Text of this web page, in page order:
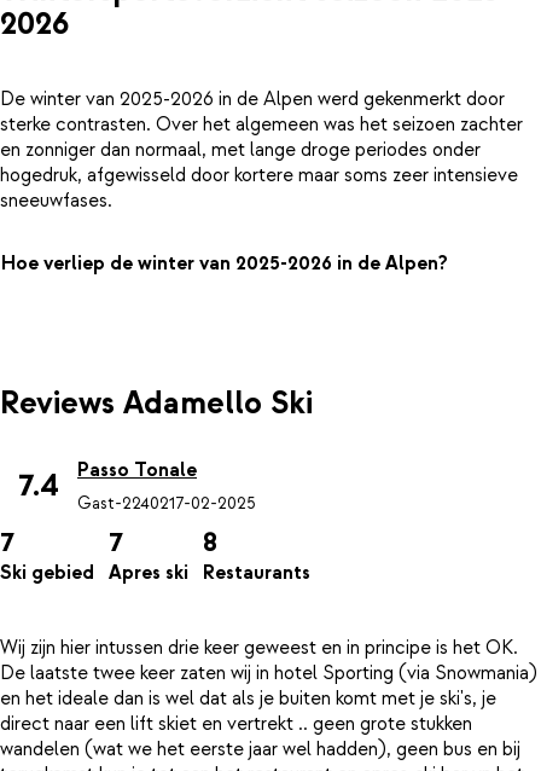
2026
De winter van 2025-2026 in de Alpen werd gekenmerkt door
sterke contrasten. Over het algemeen was het seizoen zachter
en zonniger dan normaal, met lange droge periodes onder
hogedruk, afgewisseld door kortere maar soms zeer intensieve
sneeuwfases.
Hoe verliep de winter van 2025-2026 in de Alpen?
Reviews Adamello Ski
7.4 Passo Tonale
Gast-2240217-02-2025
7
Ski gebied
7
Apres ski
8
Restaurants
Wij zijn hier intussen drie keer geweest en in principe is het OK.
De laatste twee keer zaten wij in hotel Sporting (via Snowmania)
en het ideale dan is wel dat als je buiten komt met je ski's, je
direct naar een lift skiet en vertrekt .. geen grote stukken
wandelen (wat we het eerste jaar wel hadden), geen bus en bij